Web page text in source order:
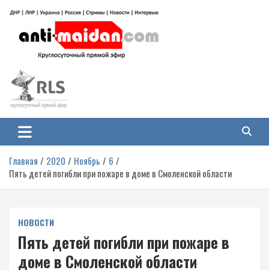
содержимому
Антимайдан: Гражданская война
на Украине
гражданской войне на Украине, включая события в Новороссии, ДНР,
ЛНР и других регионах.
Главная 2020 Ноябрь
6
Пять детей погибли при пожаре в доме в Смоленской области
НОВОСТИ
Пять детей погибли при пожаре в
доме в Смоленской области